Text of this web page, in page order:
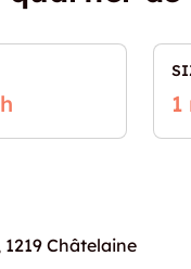
1
Châtelaine